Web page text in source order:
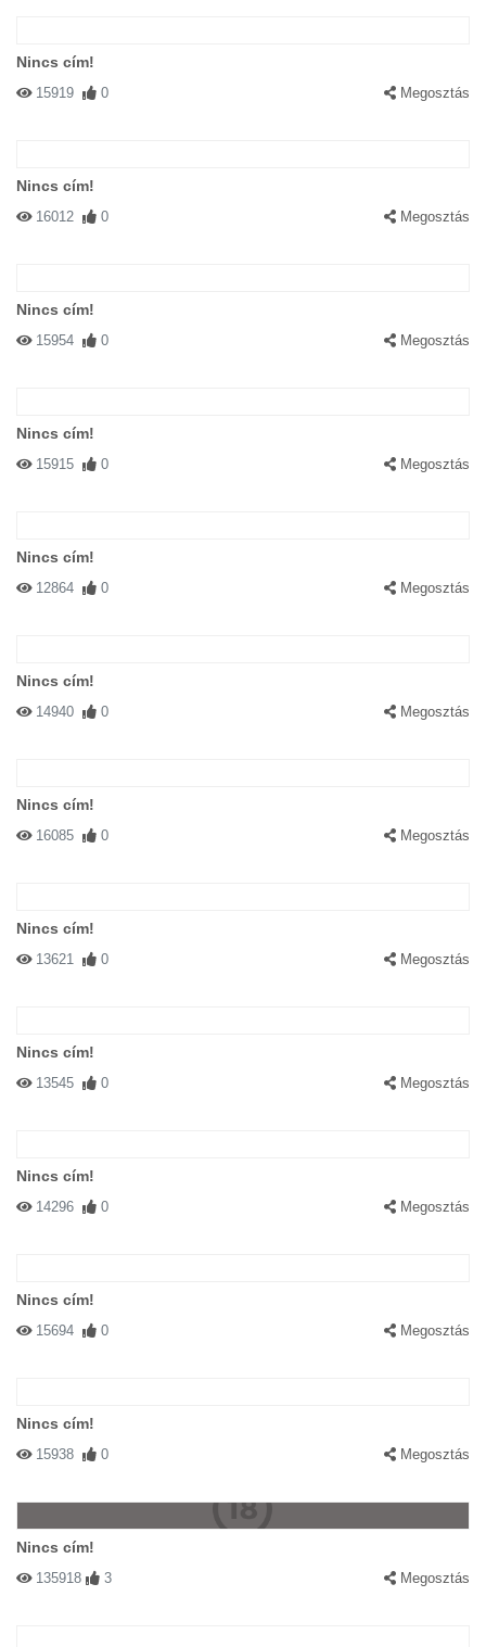
Nincs cím!
15919 0 Megosztás
Nincs cím!
16012 0 Megosztás
Nincs cím!
15954 0 Megosztás
Nincs cím!
15915 0 Megosztás
Nincs cím!
12864 0 Megosztás
Nincs cím!
14940 0 Megosztás
Nincs cím!
16085 0 Megosztás
Nincs cím!
13621 0 Megosztás
Nincs cím!
13545 0 Megosztás
Nincs cím!
14296 0 Megosztás
Nincs cím!
15694 0 Megosztás
Nincs cím!
15938 0 Megosztás
Nincs cím!
135918 3 Megosztás